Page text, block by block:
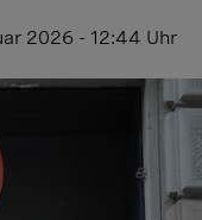
2026 - 12:44 Uhr